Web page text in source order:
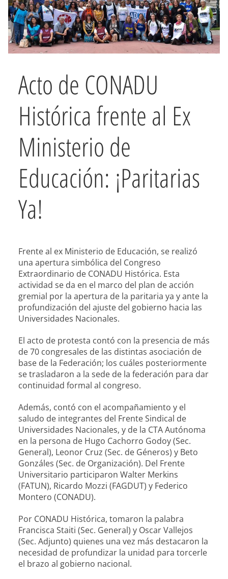
Acto de CONADU
Histórica frente al Ex
Ministerio de
Educación: ¡Paritarias
Ya!
Frente al ex Ministerio de Educación, se realizó
una apertura simbólica del Congreso
Extraordinario de CONADU Histórica. Esta
actividad se da en el marco del plan de acción
gremial por la apertura de la paritaria ya y ante la
profundización del ajuste del gobierno hacia las
Universidades Nacionales.
El acto de protesta contó con la presencia de más
de 70 congresales de las distintas asociación de
base de la Federación; los cuáles posteriormente
se trasladaron a la sede de la federación para dar
continuidad formal al congreso.
Además, contó con el acompañamiento y el
saludo de integrantes del Frente Sindical de
Universidades Nacionales, y de la CTA Autónoma
en la persona de Hugo Cachorro Godoy (Sec.
General), Leonor Cruz (Sec. de Géneros) y Beto
Gonzáles (Sec. de Organización). Del Frente
Universitario participaron Walter Merkins
(FATUN), Ricardo Mozzi (FAGDUT) y Federico
Montero (CONADU).
Por CONADU Histórica, tomaron la palabra
Francisca Staiti (Sec. General) y Oscar Vallejos
(Sec. Adjunto) quienes una vez más destacaron la
necesidad de profundizar la unidad para torcerle
el brazo al gobierno nacional.